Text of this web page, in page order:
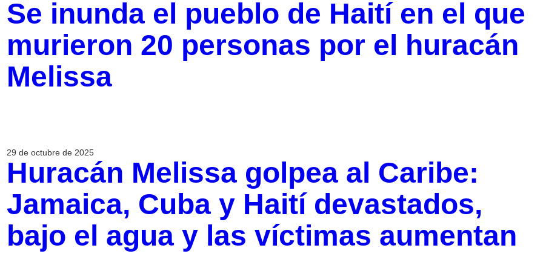
Se inunda el pueblo de Haití en el que
murieron 20 personas por el huracán
Melissa
29 de octubre de 2025
Huracán Melissa golpea al Caribe:
Jamaica, Cuba y Haití devastados,
bajo el agua y las víctimas aumentan